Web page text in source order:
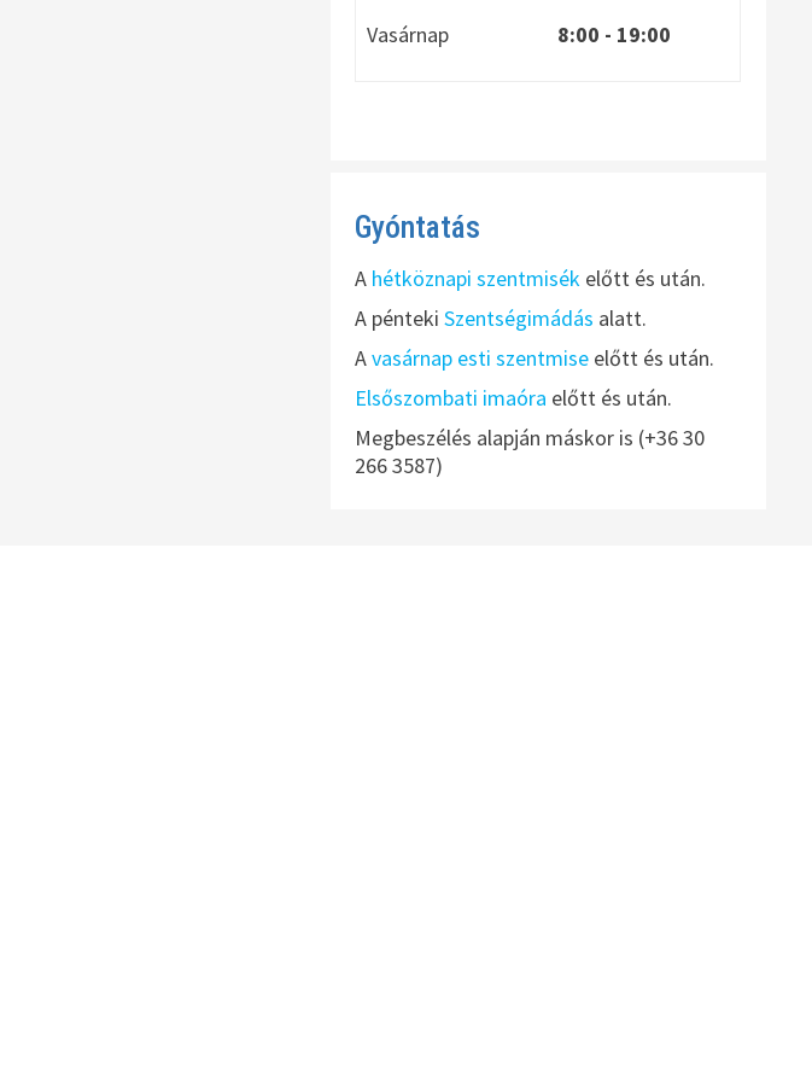
Vasárnap
8:00 - 19:00
Gyóntatás
A hétköznapi szentmisék előtt és után.
A péntekiSzentségimádás alatt.
Avasárnap esti szentmise előtt és után.
Elsőszombati imaóra előtt és után.
Megbeszélés alapján máskor is (+36 30
266 3587)